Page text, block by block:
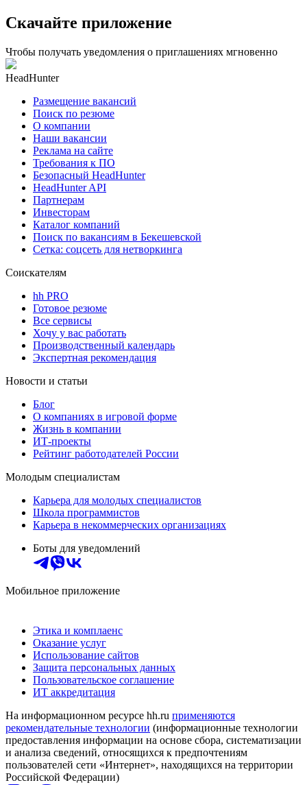
Скачайте приложение
Чтобы получать уведомления о приглашениях мгновенно
HeadHunter
Размещение вакансий
Поиск по резюме
О компании
Наши вакансии
Реклама на сайте
Требования к ПО
Безопасный HeadHunter
HeadHunter API
Партнерам
Инвесторам
Каталог компаний
Поиск по вакансиям в Бекешевской
Сетка: соцсеть для нетворкинга
Соискателям
hh PRO
Готовое резюме
Все сервисы
Хочу у вас работать
Производственный календарь
Экспертная рекомендация
Новости и статьи
Блог
О компаниях в игровой форме
Жизнь в компании
ИТ-проекты
Рейтинг работодателей России
Молодым специалистам
Карьера для молодых специалистов
Школа программистов
Карьера в некоммерческих организациях
Боты для уведомлений
Мобильное приложение
Этика и комплаенс
Оказание услуг
Использование сайтов
Защита персональных данных
Пользовательское соглашение
ИТ аккредитация
На информационном ресурсе hh.ru применяются
рекомендательные технологии (информационные технологии
предоставления информации на основе сбора, систематизации
и анализа сведений, относящихся к предпочтениям
пользователей сети «Интернет», находящихся на территории
Российской Федерации)